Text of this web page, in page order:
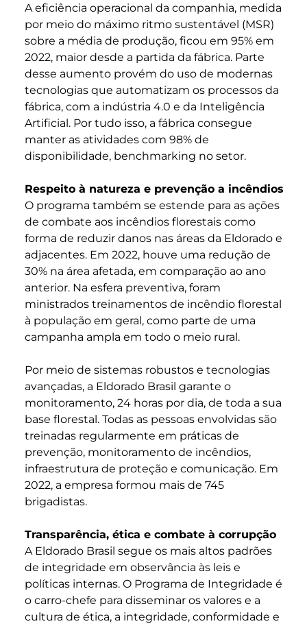
A eficiência operacional da companhia, medida
por meio do máximo ritmo sustentável (MSR)
sobre a média de produção, ficou em 95% em
2022, maior desde a partida da fábrica. Parte
desse aumento provém do uso de modernas
tecnologias que automatizam os processos da
fábrica, com a indústria 4.0 e da Inteligência
Artificial. Por tudo isso, a fábrica consegue
manter as atividades com 98% de
disponibilidade, benchmarking no setor.
Respeito à natureza e prevenção a incêndios
O programa também se estende para as ações
de combate aos incêndios florestais como
forma de reduzir danos nas áreas da Eldorado e
adjacentes. Em 2022, houve uma redução de
30% na área afetada, em comparação ao ano
anterior. Na esfera preventiva, foram
ministrados treinamentos de incêndio florestal
à população em geral, como parte de uma
campanha ampla em todo o meio rural.
Por meio de sistemas robustos e tecnologias
avançadas, a Eldorado Brasil garante o
monitoramento, 24 horas por dia, de toda a sua
base florestal. Todas as pessoas envolvidas são
treinadas regularmente em práticas de
prevenção, monitoramento de incêndios,
infraestrutura de proteção e comunicação. Em
2022, a empresa formou mais de 745
brigadistas.
Transparência, ética e combate à corrupção
A Eldorado Brasil segue os mais altos padrões
de integridade em observância às leis e
políticas internas. O Programa de Integridade é
o carro-chefe para disseminar os valores e a
cultura de ética, a integridade, conformidade e